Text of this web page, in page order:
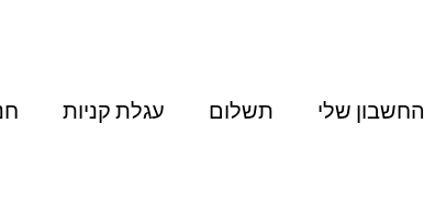
החשבון שלי תשלום עגלת קניות